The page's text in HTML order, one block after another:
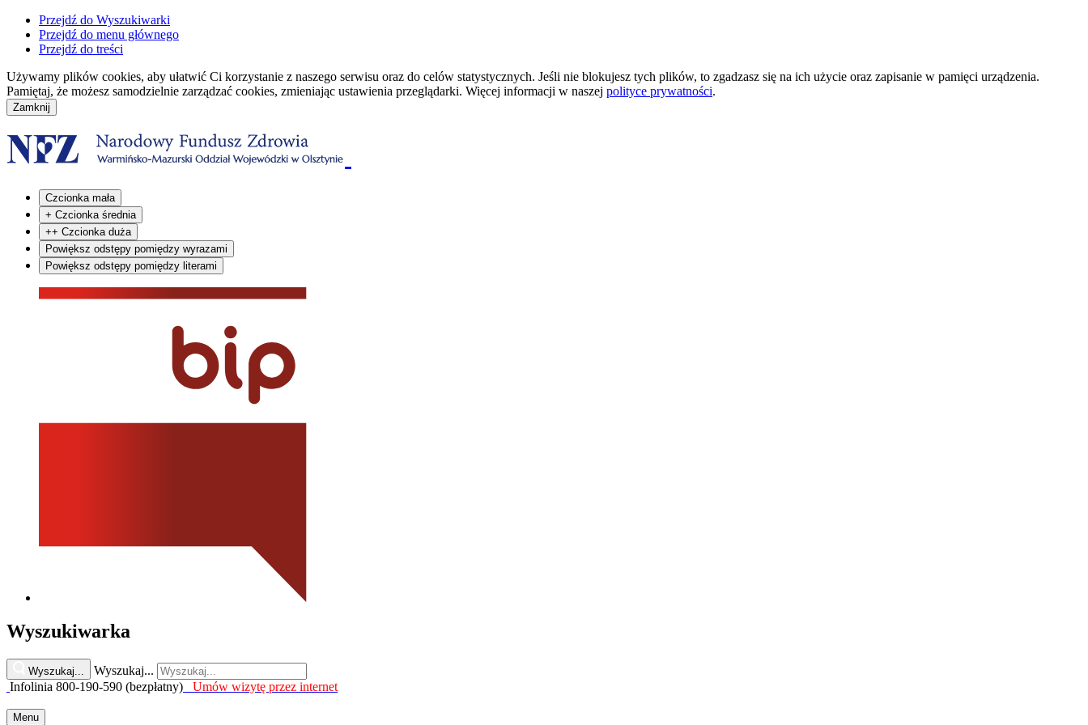
Przejdź do Wyszukiwarki
Przejdź do menu głównego
Przejdź do treści
Używamy plików cookies, aby ułatwić Ci korzystanie z naszego serwisu oraz do celów statystycznych. Jeśli nie blokujesz tych plików, to zgadzasz się na ich użycie oraz zapisanie w pamięci urządzenia.
Pamiętaj, że możesz samodzielnie zarządzać cookies, zmieniając ustawienia przeglądarki. Więcej informacji w naszej polityce prywatności.
Czcionka mała
+ Czcionka średnia
++ Czcionka duża
Powiększ odstępy pomiędzy wyrazami
Powiększ odstępy pomiędzy literami
Wyszukiwarka
Wyszukaj...
Wyszukaj...
Infolinia 800-190-590 (bezpłatny)
Umów wizytę przez internet
Menu